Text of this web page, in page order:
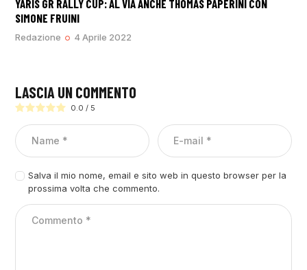
YARIS GR RALLY CUP: AL VIA ANCHE THOMAS PAPERINI CON
SIMONE FRUINI
Redazione 4 Aprile 2022
LASCIA UN COMMENTO
0.0 / 5
Salva il mio nome, email e sito web in questo browser per la
prossima volta che commento.